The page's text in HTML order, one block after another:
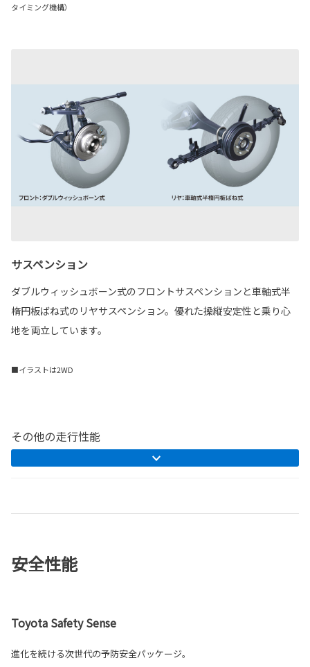
タイミング機構）
サスペンション
ダブルウィッシュボーン式のフロントサスペンションと車軸式半
楕円板ばね式のリヤサスペンション。優れた操縦安定性と乗り心
地を両立しています。
■イラストは2WD
その他の走行性能
安全性能
Toyota Safety Sense
進化を続ける次世代の予防安全パッケージ。